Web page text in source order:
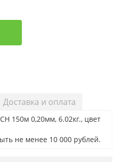
Доставка и оплата
150м 0,20мм, 6.02кг., цвет
не менее 10 000 рублей.